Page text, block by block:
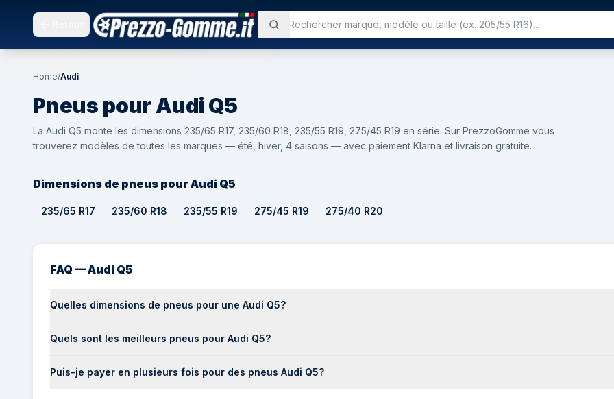
Home/Audi
Pneus pour Audi Q5
La Audi Q5 monte les dimensions 235/65 R17, 235/60 R18, 235/55 R19, 275/45 R19 en série. Sur PrezzoGomme vous
trouverez modèles de toutes les marques — été, hiver, 4 saisons — avec paiement Klarna et livraison gratuite.
Dimensions de pneus pour Audi Q5
235/65 R17 235/60 R18 235/55 R19 275/45 R19 275/40 R20
FAQ — Audi Q5
Quelles dimensions de pneus pour une Audi Q5?
Quels sont les meilleurs pneus pour Audi Q5?
Puis-je payer en plusieurs fois pour des pneus Audi Q5?